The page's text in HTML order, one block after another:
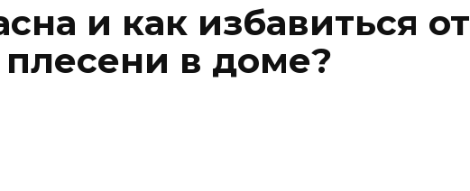
и как избавиться от
в доме?